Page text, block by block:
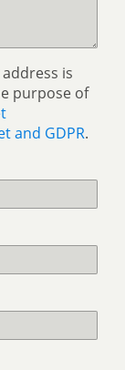
is
purpose of
and GDPR.